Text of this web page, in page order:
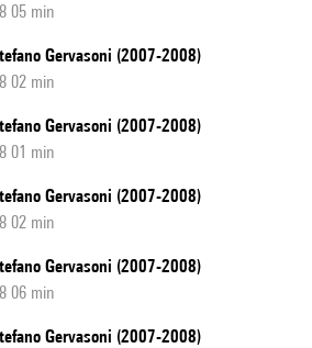
05 min
Gervasoni (2007-2008)
02 min
Gervasoni (2007-2008)
01 min
Gervasoni (2007-2008)
02 min
Gervasoni (2007-2008)
06 min
Gervasoni (2007-2008)